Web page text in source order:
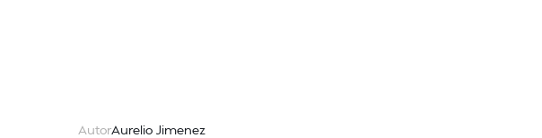
AutorAurelio Jimenez